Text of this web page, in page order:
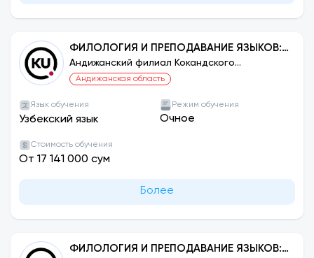
ФИЛОЛОГИЯ И ПРЕПОДАВАНИЕ ЯЗЫКОВ:
АНГЛИЙСКИЙ
Андижанский филиал Кокандского
университета
Андижанская область
Язык обучения
Узбекский язык
Режим обучения
Очное
Стоимость обучения
От 17 141 000 сум
Более
ФИЛОЛОГИЯ И ПРЕПОДАВАНИЕ ЯЗЫКОВ: